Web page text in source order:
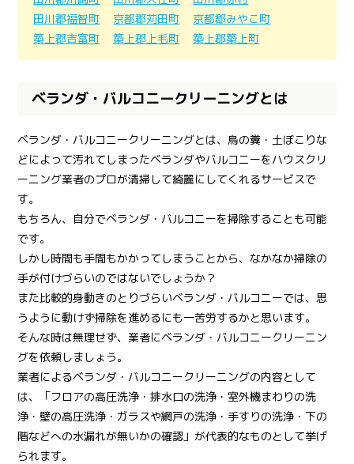
田川郡福智町
京都郡苅田町
京都郡みやこ町
築上郡吉富町
築上郡上毛町 築上郡築上町
ベランダ・バルコニークリーニングとは
ベランダ・バルコニークリーニングとは、鳥の糞・土ぼこりな
どによって汚れてしまったベランダやバルコニーをハウスクリ
ーニング業者のプロが清掃して綺麗にしてくれるサービスで
す。
もちろん、自分でベランダ・バルコニーを掃除することも可能
です。
しかし時間も手間もかかってしまうことから、なかなか掃除の
手が付けづらいのではないでしょうか？
また比較的身動きのとりづらいベランダ・バルコニーでは、思
うように動けず掃除を進めるにも一苦労するかと思います。
そんな時は無理せず、業者にベランダ・バルコニークリーニン
グを依頼しましょう。
業者によるベランダ・バルコニークリーニングの内容として
は、「フロアの高圧洗浄・排水口の洗浄・室外機まわりの洗
浄・壁の高圧洗浄・ガラスや網戸の洗浄・手すりの洗浄・下の
階などへの水漏れが無いかの確認」が代表的なものとして挙げ
られます。